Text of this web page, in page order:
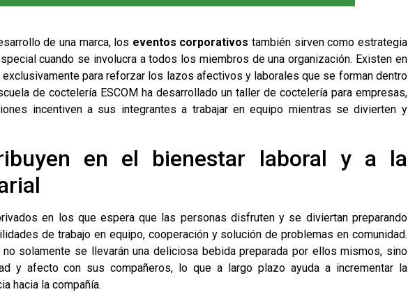
de una marca, los eventos corporativos también sirven como estrategia
cuando se involucra a todos los miembros de una organización. Existen en
para reforzar los lazos afectivos y laborales que se forman dentro
de coctelería ESCOM ha desarrollado untaller de coctelería para empresas,
incentiven a sus integrantes a trabajar en equipo mientras se divierten y
en el bienestar laboral y a la
en los que espera que las personas disfruten y se diviertan preparando
de trabajo en equipo, cooperación y solución de problemas en comunidad.
solamente se llevarán una deliciosa bebida preparada por ellos mismos, sino
y afecto con sus compañeros, lo que a largo plazo ayuda a incrementar la
hacia la compañía.